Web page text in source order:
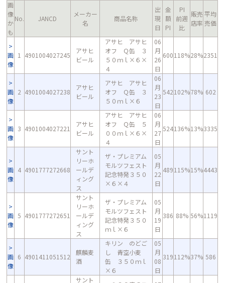
画
像
か
も
No. JANCD
メーカー
名
商品名称
出
現
日
金
額
PI
PI
前週
比
販売
店率
平均
売価
画
像
1 4901004027245
アサヒ
ビール
アサヒ アサヒ
オフ Ｑ缶 ３
５０ｍｌ×６×
４
06
月
26
日
600118%28%2351
画
像
2 4901004027238
アサヒ
ビール
アサヒ アサヒ
オフ Ｑ缶 ３
５０ｍｌ×６
06
月
23
日
542102%78% 602
画
像
3 4901004027221
アサヒ
ビール
アサヒ アサヒ
オフ Ｑ缶 ５
００ｍｌ×６×
４
06
月
27
日
524136%13%3335
画
像
4 4901777272668
サント
リーホ
ールデ
ィング
ス
ザ・プレミアム
モルツフェスト
記念特発３５０
×６×４
05
月
22
日
489115%15%4443
画
像
5 4901777272651
サント
リーホ
ールデ
ィング
ス
ザ・プレミアム
モルツフェスト
記念特発３５０
ｍｌ×６
05
月
19
日
386 88% 56%1119
画
像
6 4901411051512
麒麟麦
酒
キリン のどご
し 青空小麦
缶 ３５０ｍｌ
×６
05
月
08
日
319112%37% 586
サント